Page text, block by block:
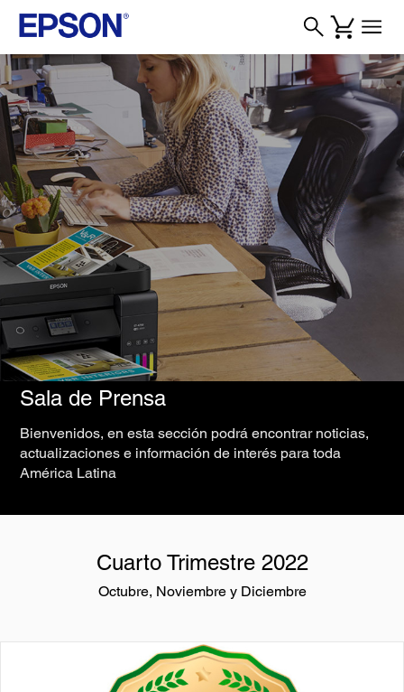
Sala de Prensa
Bienvenidos, en esta sección podrá encontrar noticias,
actualizaciones e información de interés para toda
América Latina
Cuarto Trimestre 2022
Octubre, Noviembre y Diciembre